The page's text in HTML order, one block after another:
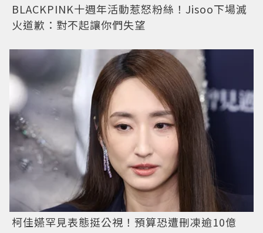
BLACKPINK十週年活動惹怒粉絲！Jisoo下場滅
火道歉：對不起讓你們失望
柯佳嬿罕見表態挺公視！預算恐遭刪凍逾10億